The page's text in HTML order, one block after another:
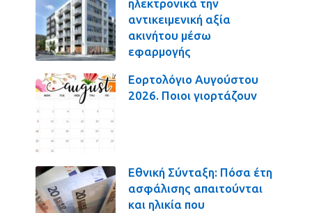
ηλεκτρονικά την
αντικειμενική αξία
ακινήτου μέσω
εφαρμογής
Εορτολόγιο Αυγούστου
2026. Ποιοι γιορτάζουν
Εθνική Σύνταξη: Πόσα έτη
ασφάλισης απαιτούνται
και ηλικία που